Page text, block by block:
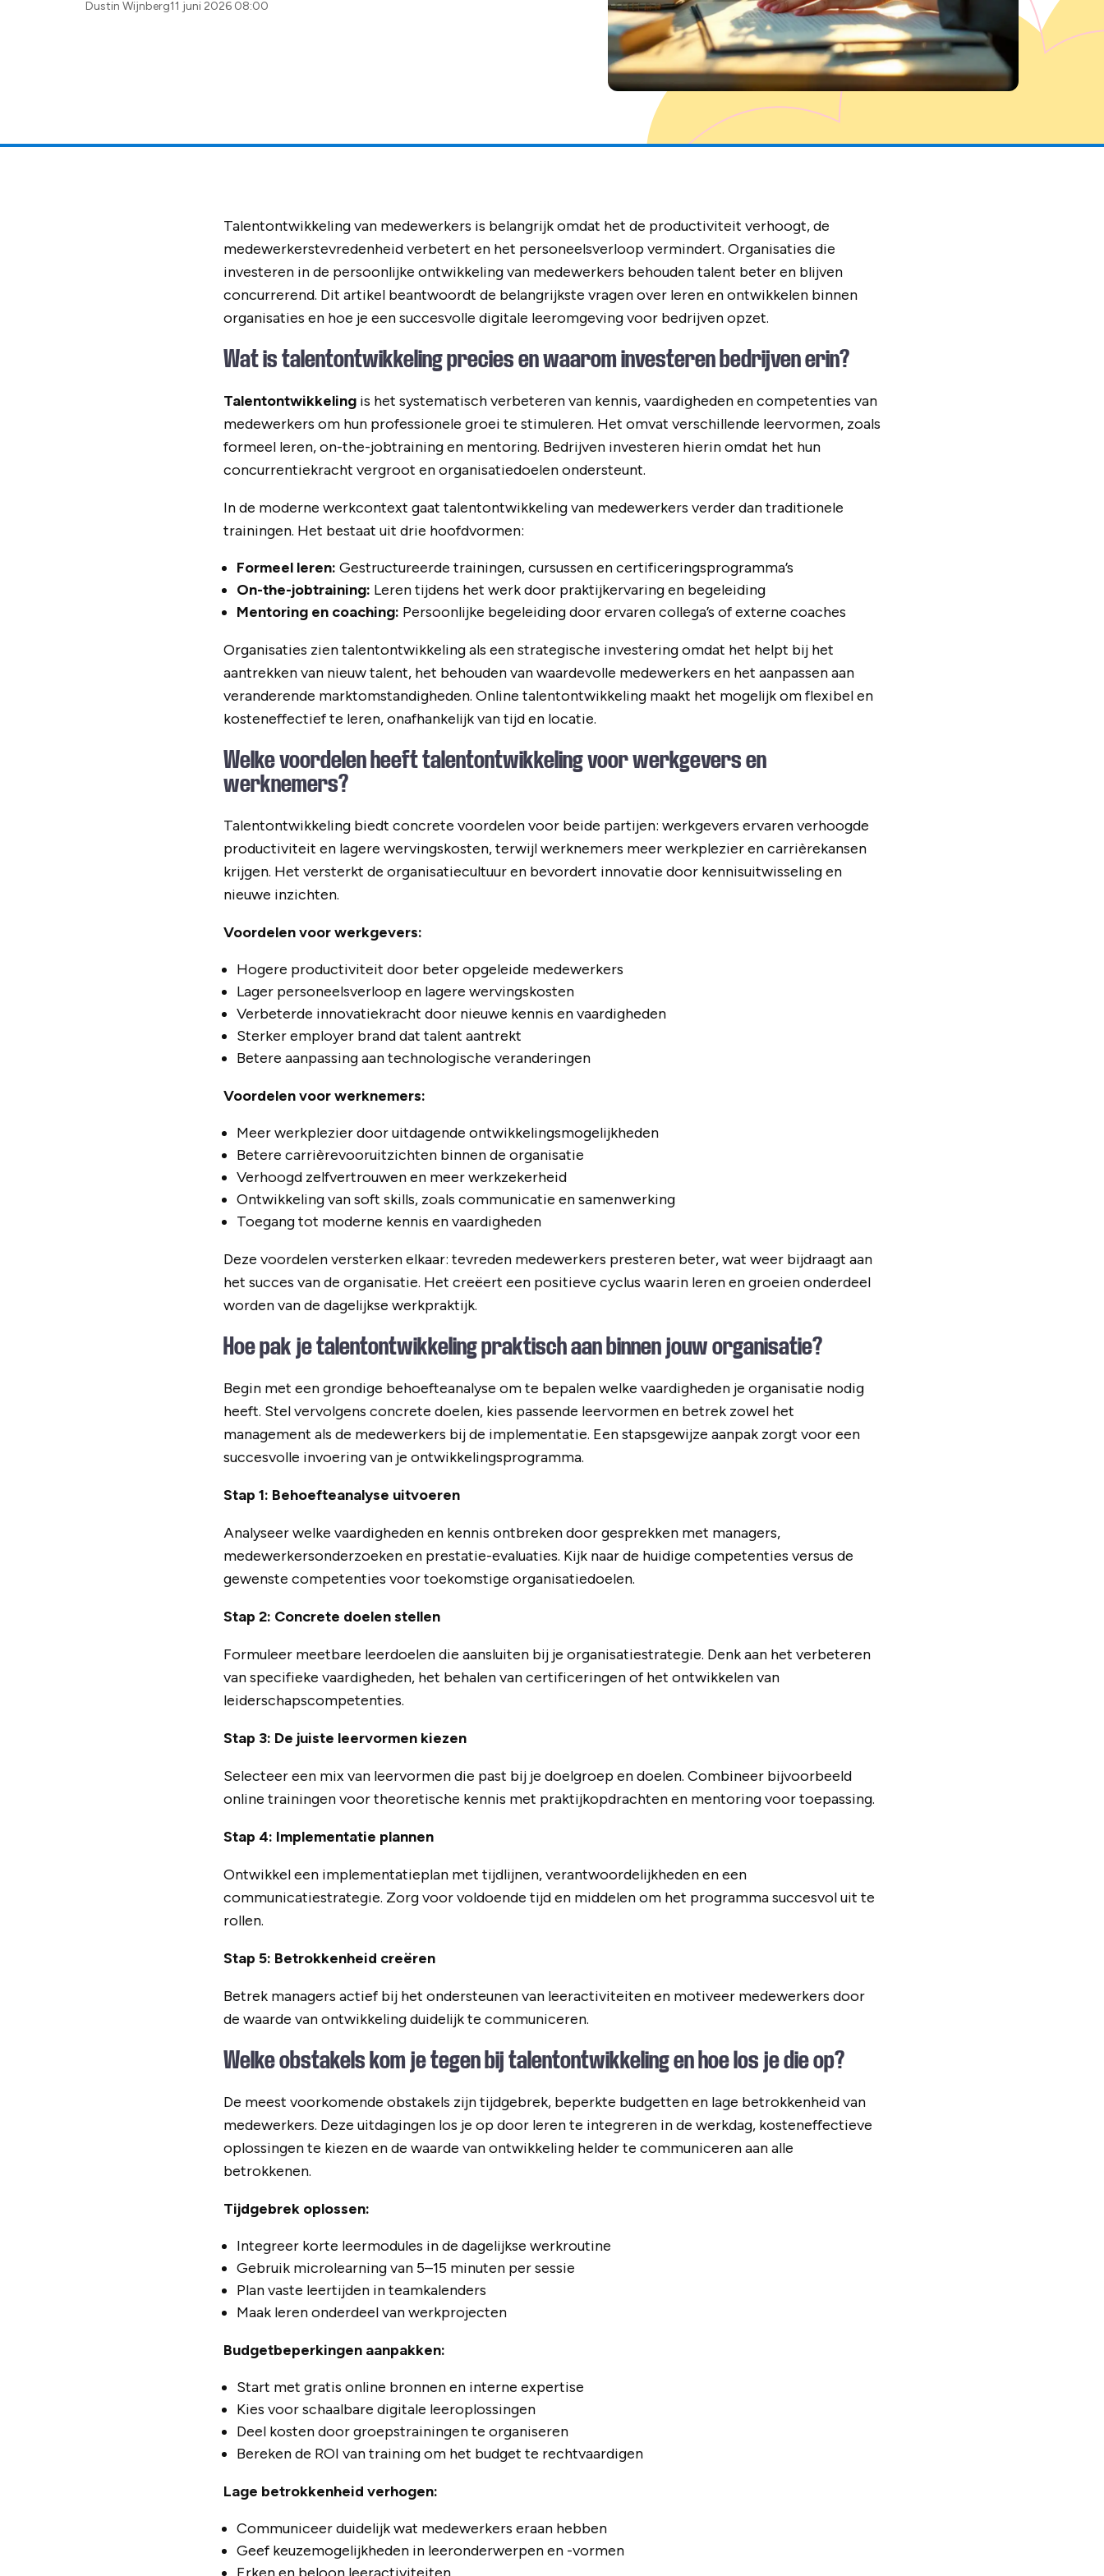
Posted
Dustin Wijnberg11 juni 2026 08:00
Talentontwikkeling van medewerkers is belangrijk omdat het de productiviteit verhoogt, de
medewerkerstevredenheid verbetert en het personeelsverloop vermindert. Organisaties die
investeren in de persoonlijke ontwikkeling van medewerkers behouden talent beter en blijven
concurrerend. Dit artikel beantwoordt de belangrijkste vragen over leren en ontwikkelen binnen
organisaties en hoe je een succesvolle digitale leeromgeving voor bedrijven opzet.
Wat is talentontwikkeling precies en waarom investeren bedrijven erin?
Talentontwikkeling is het systematisch verbeteren van kennis, vaardigheden en competenties van
medewerkers om hun professionele groei te stimuleren. Het omvat verschillende leervormen, zoals
formeel leren, on-the-jobtraining en mentoring. Bedrijven investeren hierin omdat het hun
concurrentiekracht vergroot en organisatiedoelen ondersteunt.
In de moderne werkcontext gaat talentontwikkeling van medewerkers verder dan traditionele
trainingen. Het bestaat uit drie hoofdvormen:
Formeel leren: Gestructureerde trainingen, cursussen en certificeringsprogramma’s
On-the-jobtraining: Leren tijdens het werk door praktijkervaring en begeleiding
Mentoring en coaching: Persoonlijke begeleiding door ervaren collega’s of externe coaches
Organisaties zien talentontwikkeling als een strategische investering omdat het helpt bij het
aantrekken van nieuw talent, het behouden van waardevolle medewerkers en het aanpassen aan
veranderende marktomstandigheden. Online talentontwikkeling maakt het mogelijk om flexibel en
kosteneffectief te leren, onafhankelijk van tijd en locatie.
Welke voordelen heeft talentontwikkeling voor werkgevers en
werknemers?
Talentontwikkeling biedt concrete voordelen voor beide partijen: werkgevers ervaren verhoogde
productiviteit en lagere wervingskosten, terwijl werknemers meer werkplezier en carrièrekansen
krijgen. Het versterkt de organisatiecultuur en bevordert innovatie door kennisuitwisseling en
nieuwe inzichten.
Voordelen voor werkgevers:
Hogere productiviteit door beter opgeleide medewerkers
Lager personeelsverloop en lagere wervingskosten
Verbeterde innovatiekracht door nieuwe kennis en vaardigheden
Sterker employer brand dat talent aantrekt
Betere aanpassing aan technologische veranderingen
Voordelen voor werknemers:
Meer werkplezier door uitdagende ontwikkelingsmogelijkheden
Betere carrièrevooruitzichten binnen de organisatie
Verhoogd zelfvertrouwen en meer werkzekerheid
Ontwikkeling van soft skills, zoals communicatie en samenwerking
Toegang tot moderne kennis en vaardigheden
Deze voordelen versterken elkaar: tevreden medewerkers presteren beter, wat weer bijdraagt aan
het succes van de organisatie. Het creëert een positieve cyclus waarin leren en groeien onderdeel
worden van de dagelijkse werkpraktijk.
Hoe pak je talentontwikkeling praktisch aan binnen jouw organisatie?
Begin met een grondige behoefteanalyse om te bepalen welke vaardigheden je organisatie nodig
heeft. Stel vervolgens concrete doelen, kies passende leervormen en betrek zowel het
management als de medewerkers bij de implementatie. Een stapsgewijze aanpak zorgt voor een
succesvolle invoering van je ontwikkelingsprogramma.
Stap 1: Behoefteanalyse uitvoeren
Analyseer welke vaardigheden en kennis ontbreken door gesprekken met managers,
medewerkersonderzoeken en prestatie-evaluaties. Kijk naar de huidige competenties versus de
gewenste competenties voor toekomstige organisatiedoelen.
Stap 2: Concrete doelen stellen
Formuleer meetbare leerdoelen die aansluiten bij je organisatiestrategie. Denk aan het verbeteren
van specifieke vaardigheden, het behalen van certificeringen of het ontwikkelen van
leiderschapscompetenties.
Stap 3: De juiste leervormen kiezen
Selecteer een mix van leervormen die past bij je doelgroep en doelen. Combineer bijvoorbeeld
online trainingen voor theoretische kennis met praktijkopdrachten en mentoring voor toepassing.
Stap 4: Implementatie plannen
Ontwikkel een implementatieplan met tijdlijnen, verantwoordelijkheden en een
communicatiestrategie. Zorg voor voldoende tijd en middelen om het programma succesvol uit te
rollen.
Stap 5: Betrokkenheid creëren
Betrek managers actief bij het ondersteunen van leeractiviteiten en motiveer medewerkers door
de waarde van ontwikkeling duidelijk te communiceren.
Welke obstakels kom je tegen bij talentontwikkeling en hoe los je die op?
De meest voorkomende obstakels zijn tijdgebrek, beperkte budgetten en lage betrokkenheid van
medewerkers. Deze uitdagingen los je op door leren te integreren in de werkdag, kosteneffectieve
oplossingen te kiezen en de waarde van ontwikkeling helder te communiceren aan alle
betrokkenen.
Tijdgebrek oplossen:
Integreer korte leermodules in de dagelijkse werkroutine
Gebruik microlearning van 5–15 minuten per sessie
Plan vaste leertijden in teamkalenders
Maak leren onderdeel van werkprojecten
Budgetbeperkingen aanpakken:
Start met gratis online bronnen en interne expertise
Kies voor schaalbare digitale leeroplossingen
Deel kosten door groepstrainingen te organiseren
Bereken de ROI van training om het budget te rechtvaardigen
Lage betrokkenheid verhogen:
Communiceer duidelijk wat medewerkers eraan hebben
Geef keuzemogelijkheden in leeronderwerpen en -vormen